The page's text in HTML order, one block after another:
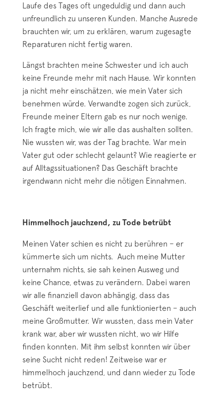
Laufe des Tages oft ungeduldig und dann auch
unfreundlich zu unseren Kunden. Manche Ausrede
brauchten wir, um zu erklären, warum zugesagte
Reparaturen nicht fertig waren.
Längst brachten meine Schwester und ich auch
keine Freunde mehr mit nach Hause. Wir konnten
ja nicht mehr einschätzen, wie mein Vater sich
benehmen würde. Verwandte zogen sich zurück,
Freunde meiner Eltern gab es nur noch wenige.
Ich fragte mich, wie wir alle das aushalten sollten.
Nie wussten wir, was der Tag brachte. War mein
Vater gut oder schlecht gelaunt? Wie reagierte er
auf Alltagssituationen? Das Geschäft brachte
irgendwann nicht mehr die nötigen Einnahmen.
Himmelhoch jauchzend, zu Tode betrübt
Meinen Vater schien es nicht zu berühren – er
kümmerte sich um nichts. Auch meine Mutter
unternahm nichts, sie sah keinen Ausweg und
keine Chance, etwas zu verändern. Dabei waren
wir alle finanziell davon abhängig, dass das
Geschäft weiterlief und alle funktionierten – auch
meine Großmutter. Wir wussten, dass mein Vater
krank war, aber wir wussten nicht, wo wir Hilfe
finden konnten. Mit ihm selbst konnten wir über
seine Sucht nicht reden! Zeitweise war er
himmelhoch jauchzend, und dann wieder zu Tode
betrübt.